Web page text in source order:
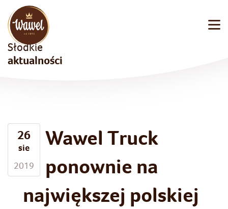
Słodkie
aktualności
26
sie
2019
Wawel Truck
ponownie na
największej polskiej